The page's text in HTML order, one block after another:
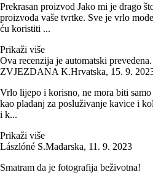
Prekrasan proizvod Jako mi je drago
proizvoda vaše tvrtke. Sve je vrlo
ću koristiti ...
Prikaži više
Ova recenzija je automatski prevedena.
ZVJEZDANA K.Hrvatska, 15. 9.
Vrlo lijepo i korisno, ne mora biti
kao pladanj za posluživanje kavice i
i k...
Prikaži više
Lászlóné S.Mađarska, 11. 9. 2023
Smatram da je fotografija beživotna!